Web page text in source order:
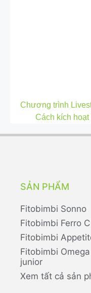
Chương trình
Cách kích
SẢN PHẨM
Fitobimbi Sonno
Fitobimbi Ferro C
Fitobimbi
Fitobimbi Omega
junior
Xem tất cả sản